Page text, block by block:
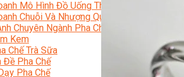
Mô Hình Đồ Uống Thịnh Hành
Chuỗi Và Nhượng Quyền
Chuyên Ngành Pha Chế
Kem
Chế Trà Sữa
Đề Pha Chế
Pha Chế